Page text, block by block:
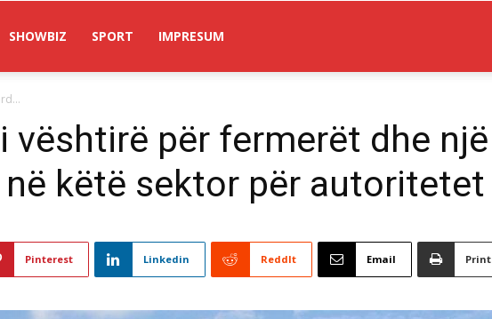
SHOWBIZ SPORT IMPRESUM
për fermerët dhe një
këtë sektor për autoritetet
Pinterest Linkedin ReddIt Email Print